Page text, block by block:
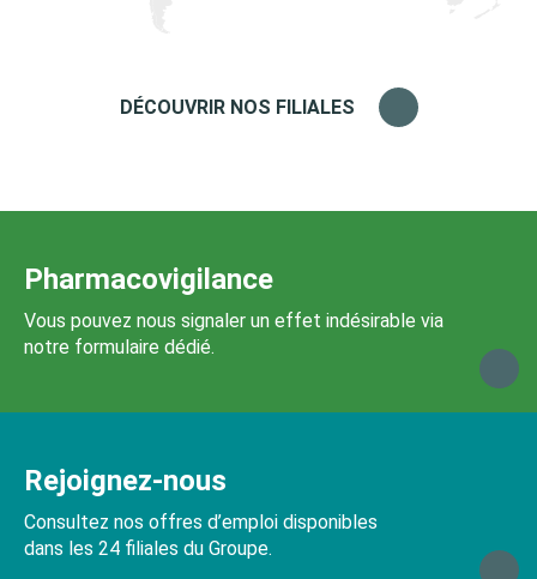
DÉCOUVRIR NOS FILIALES
Pharmacovigilance
Vous pouvez nous signaler un effet indésirable via
notre formulaire dédié.
Rejoignez-nous
Consultez nos offres d’emploi disponibles
dans les 24 filiales du Groupe.